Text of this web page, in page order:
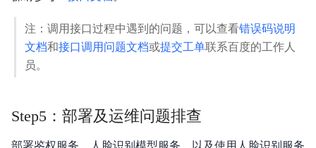
注：调用接口过程中遇到的问题，可以查看错误码说明
文档和接口调用问题文档或提交工单联系百度的工作人
员。
Step5：部署及运维问题排查
部署鉴权服务、人脸识别模型服务，以及使用人脸识别服务